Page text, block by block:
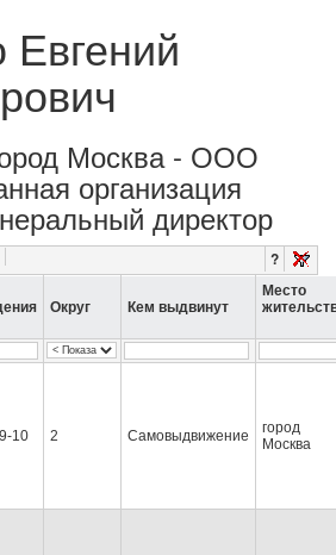
Евгений
Москва - ООО
организация
директор
?
Округ Кем выдвинут
Место
10 2 Самовыдвижение
город
Москва